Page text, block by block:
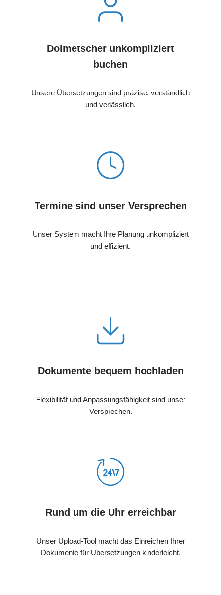
Dolmetscher unkompliziert
buchen
Unsere Übersetzungen sind präzise, verständlich
und verlässlich.
Termine sind unser Versprechen
Unser System macht Ihre Planung unkompliziert
und effizient.
Dokumente bequem hochladen
Flexibilität und Anpassungsfähigkeit sind unser
Versprechen.
Rund um die Uhr erreichbar
Unser Upload-Tool macht das Einreichen Ihrer
Dokumente für Übersetzungen kinderleicht.